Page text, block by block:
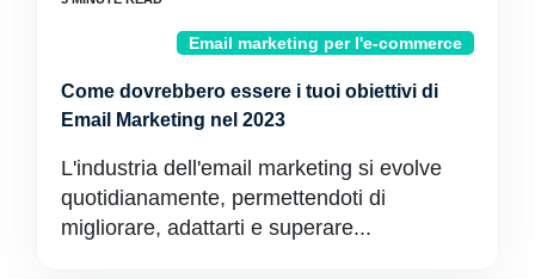
Email marketing per l'e-commerce
Come dovrebbero essere i tuoi obiettivi di
Email Marketing nel 2023
L'industria dell'email marketing si evolve
quotidianamente, permettendoti di
migliorare, adattarti e superare...